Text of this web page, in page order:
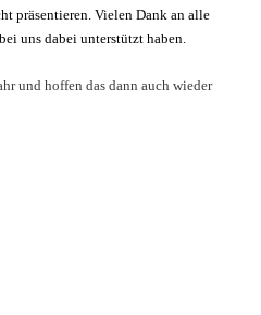
präsentieren. Vielen Dank an alle
uns dabei unterstützt haben.
und hoffen das dann auch wieder